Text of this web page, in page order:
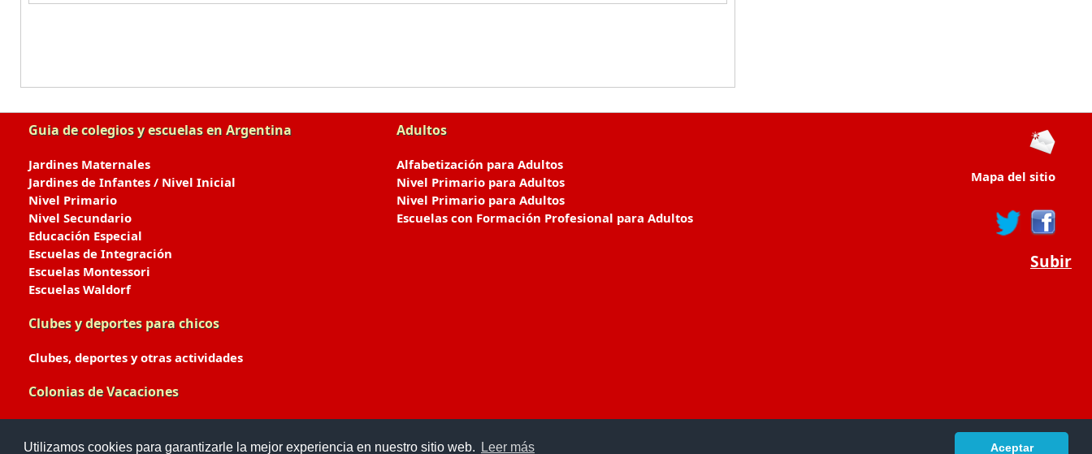
Utilizamos cookies para garantizarle la mejor experiencia en nuestro sitio web. Leer más Aceptar
Guia de colegios y escuelas en Argentina
Jardines Maternales
Jardines de Infantes / Nivel Inicial
Nivel Primario
Nivel Secundario
Educación Especial
Escuelas de Integración
Escuelas Montessori
Escuelas Waldorf
Clubes y deportes para chicos
Clubes, deportes y otras actividades
Colonias de Vacaciones
Adultos
Alfabetización para Adultos
Nivel Primario para Adultos
Nivel Primario para Adultos
Escuelas con Formación Profesional para Adultos
Mapa del sitio
Subir